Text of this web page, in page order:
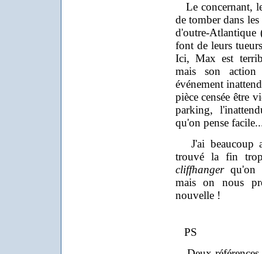
Le concernant,
de tomber dans
d'outre-
font de leurs
Ici, Max est
mais son
événement
pièce censée être
parking,
qu'on pense
J'ai beaucoup
trouvé la fin
cliffhangerqu'on
mais on nous
nouvelle !
PS